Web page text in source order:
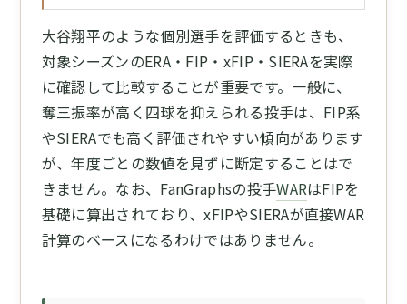
大谷翔平のような個別選手を評価するときも、
対象シーズンのERA・FIP・xFIP・SIERAを実際
に確認して比較することが重要です。一般に、
奪三振率が高く四球を抑えられる投手は、FIP系
やSIERAでも高く評価されやすい傾向があります
が、年度ごとの数値を見ずに断定することはで
きません。なお、FanGraphsの投手WARはFIPを
基礎に算出されており、xFIPやSIERAが直接WAR
計算のベースになるわけではありません。